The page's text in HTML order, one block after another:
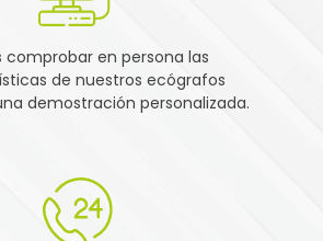
comprobar en persona las
de nuestros ecógrafos
demostración personalizada.